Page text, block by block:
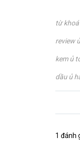
từ khoá
review
kem ủ
dầu ủ
1 đánh